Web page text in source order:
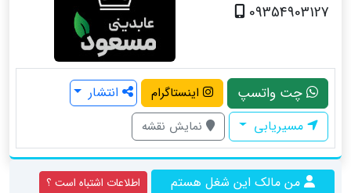
09354903127
چت واتسپ اینستاگرام
انتشار
مسیریابی
نمایش نقشه
من مالک این شغل هستم اطلاعات اشتباه است ؟